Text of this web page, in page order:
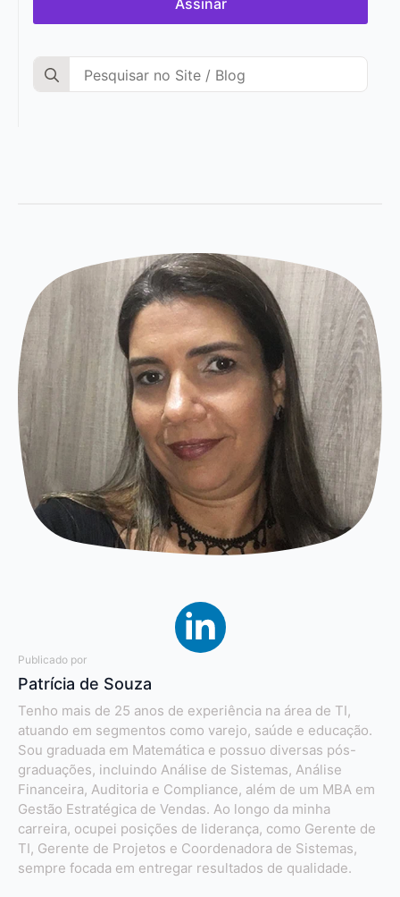
Search
for:
Publicado por
Patrícia de Souza
Tenho mais de 25 anos de experiência na área de TI,
atuando em segmentos como varejo, saúde e educação.
Sou graduada em Matemática e possuo diversas pós-
graduações, incluindo Análise de Sistemas, Análise
Financeira, Auditoria e Compliance, além de um MBA em
Gestão Estratégica de Vendas. Ao longo da minha
carreira, ocupei posições de liderança, como Gerente de
TI, Gerente de Projetos e Coordenadora de Sistemas,
sempre focada em entregar resultados de qualidade.